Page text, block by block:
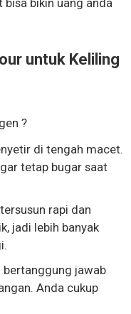
bisa bikin uang anda
untuk Keliling
?
di tengah macet.
tetap bugar saat
rapi dan
jadi lebih banyak
jawab
Anda cukup